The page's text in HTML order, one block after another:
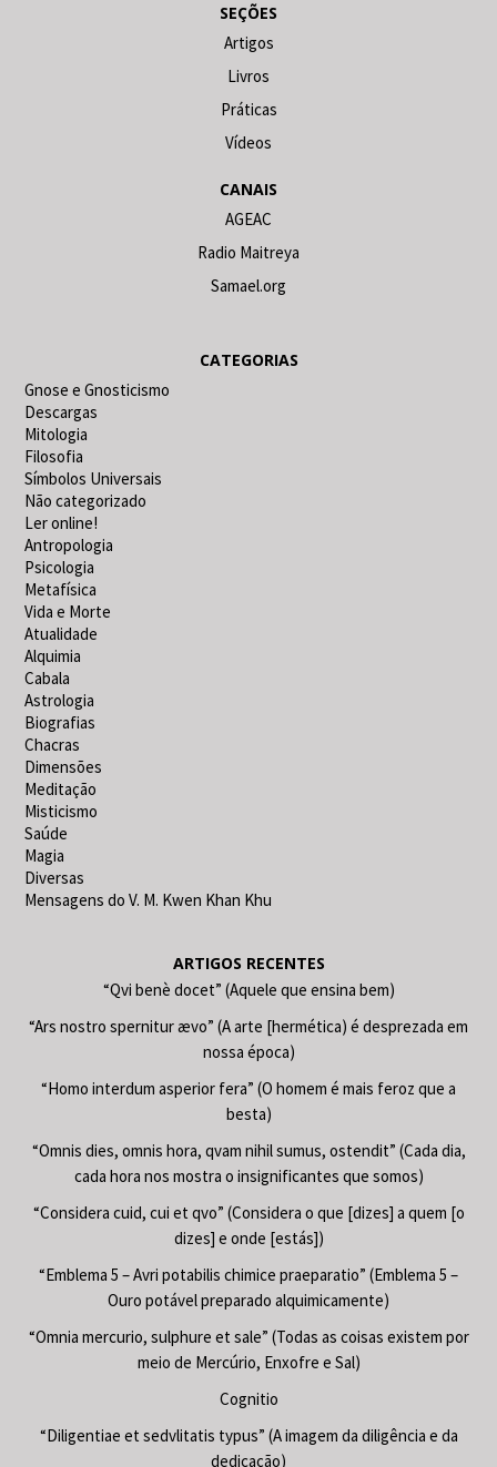
SEÇÕES
Artigos
Livros
Práticas
Vídeos
CANAIS
AGEAC
Radio Maitreya
Samael.org
CATEGORIAS
Gnose e Gnosticismo
Descargas
Mitologia
Filosofia
Símbolos Universais
Não categorizado
Ler online!
Antropologia
Psicologia
Metafísica
Vida e Morte
Atualidade
Alquimia
Cabala
Astrologia
Biografias
Chacras
Dimensões
Meditação
Misticismo
Saúde
Magia
Diversas
Mensagens do V. M. Kwen Khan Khu
ARTIGOS RECENTES
“Qvi benè docet” (Aquele que ensina bem)
“Ars nostro spernitur ævo” (A arte [hermética) é desprezada em
nossa época)
“Homo interdum asperior fera” (O homem é mais feroz que a
besta)
“Omnis dies, omnis hora, qvam nihil sumus, ostendit” (Cada dia,
cada hora nos mostra o insignificantes que somos)
“Considera cuid, cui et qvo” (Considera o que [dizes] a quem [o
dizes] e onde [estás])
“Emblema 5 – Avri potabilis chimice praeparatio” (Emblema 5 –
Ouro potável preparado alquimicamente)
“Omnia mercurio, sulphure et sale” (Todas as coisas existem por
meio de Mercúrio, Enxofre e Sal)
Cognitio
“Diligentiae et sedvlitatis typus” (A imagem da diligência e da
dedicação)